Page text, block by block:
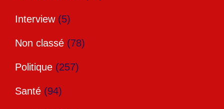
Interview(5)
Non classé (78)
Politique (257)
Santé (94)